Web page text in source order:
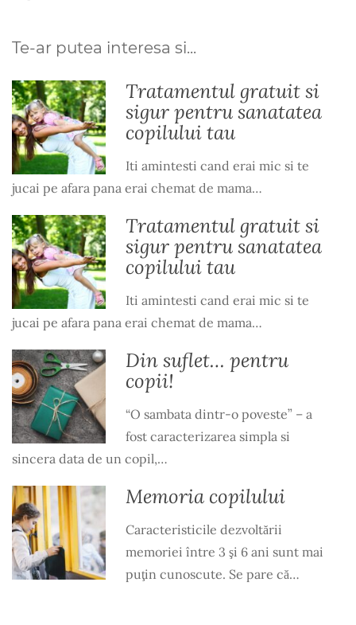
Te-ar putea interesa si...
Tratamentul gratuit si
sigur pentru sanatatea
copilului tau
Iti amintesti cand erai mic si te
jucai pe afara pana erai chemat de mama…
Tratamentul gratuit si
sigur pentru sanatatea
copilului tau
Iti amintesti cand erai mic si te
jucai pe afara pana erai chemat de mama…
Din suflet… pentru
copii!
“O sambata dintr-o poveste” – a
fost caracterizarea simpla si
sincera data de un copil,…
Memoria copilului
Caracteristicile dezvoltării
memoriei între 3 şi 6 ani sunt mai
puţin cunoscute. Se pare că…